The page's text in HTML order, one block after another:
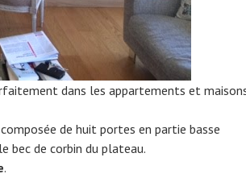
dans les appartements et
de huit portes en partie basse
bec de corbin du plateau.
.